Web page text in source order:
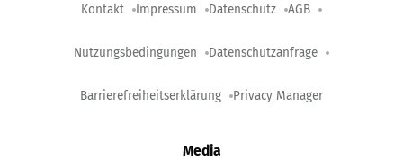
Kontakt Impressum Datenschutz AGB
Nutzungsbedingungen Datenschutzanfrage
Barrierefreiheitserklärung Privacy Manager
Media